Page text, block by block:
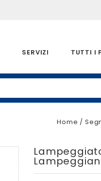
SERVIZI TUTTI I
Home /